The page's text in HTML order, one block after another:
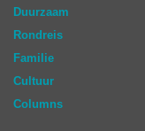
Duurzaam
Rondreis
Familie
Cultuur
Columns